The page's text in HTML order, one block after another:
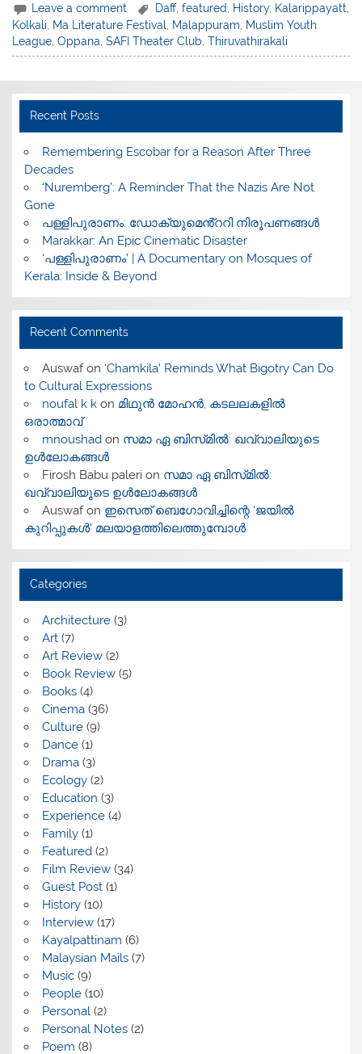
Leave a comment Daff,featured History, Kalarippayatt
Kolkali, Ma Literature Festival, Malappuram, Muslim Youth
League,Oppana,SAFI Theater Club,Thiruvathirakali
Recent Posts
​Remembering Escobar for a Reason After Three
Decades
‘Nuremberg’: A Reminder That the Nazis Are Not
Gone
പള്ളിപുരാണം: ഡോക്യുമെൻ്ററി നിരൂപണങ്ങൾ
Marakkar: An Epic Cinematic Disaster
‘പള്ളിപുരാണം’ | A Documentary on Mosques of
Kerala: Inside & Beyond
Recent Comments
Auswafon ‘Chamkila’ Reminds What Bigotry Can Do
to Cultural Expressions
noufal k kon മിഥുൻ മോഹൻ, കടലലകളിൽ
ഒരാത്മാവ്
mnoushadon സമാ ഏ ബിസ്‌മിൽ: ഖവ്വാലിയുടെ
ഉൾലോകങ്ങൾ
Firosh Babu palerion സമാ ഏ ബിസ്‌മിൽ:
ഖവ്വാലിയുടെ ഉൾലോകങ്ങൾ
Auswafon ഇസെത് ബെഗോവിച്ചിന്റെ ‘ജയിൽ
കുറിപ്പുകൾ’ മലയാളത്തിലെത്തുമ്പോൾ
Categories
Architecture(3)
Art(7)
Art Review(2)
Book Review(5)
Books(4)
Cinema(36)
Culture(9)
Dance(1)
Drama(3)
Ecology(2)
Education (3)
Experience(4)
Family(1)
Featured(2)
Film Review(34)
Guest Post(1)
History(10)
Interview(17)
Kayalpattinam (6)
Malaysian Mails(7)
Music(9)
People(10)
Personal(2)
Personal Notes(2)
Poem (8)